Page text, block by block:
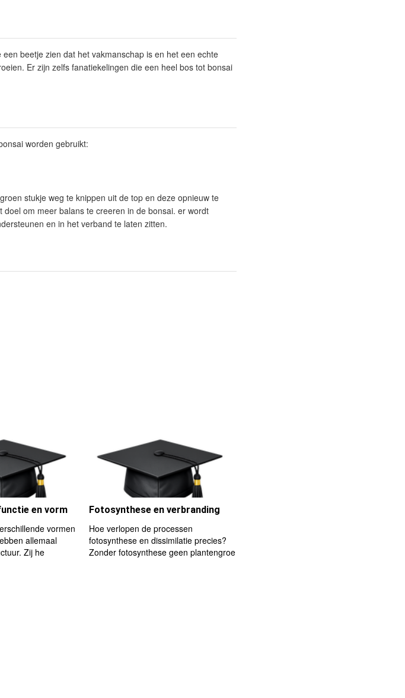
beetje zien dat het vakmanschap is en het een echte
Er zijn zelfs fanatiekelingen die een heel bos tot bonsai
worden gebruikt:
stukje weg te knippen uit de top en deze opnieuw te
om meer balans te creeren in de bonsai. er wordt
en in het verband te laten zitten.
en vorm
vormen
allemaal
Zij he
Fotosynthese en verbranding
Hoe verlopen de processen
fotosynthese en dissimilatie precies?
Zonder fotosynthese geen plantengroe